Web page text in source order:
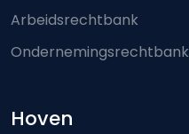
Arbeidsrechtbank
Ondernemingsrechtbank
Hoven